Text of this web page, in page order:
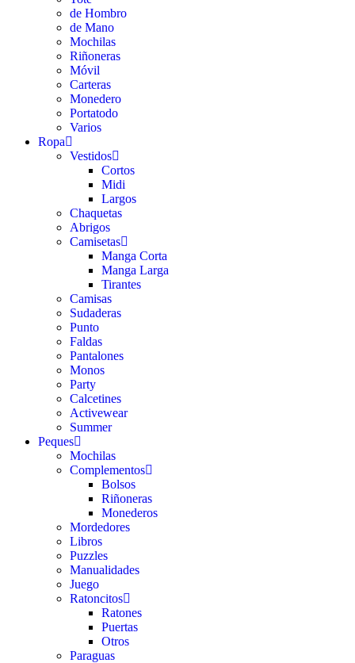
de Hombro
de Mano
Mochilas
Riñoneras
Móvil
Carteras
Monedero
Portatodo
Varios
Ropa
Vestidos
Cortos
Midi
Largos
Chaquetas
Abrigos
Camisetas
Manga Corta
Manga Larga
Tirantes
Camisas
Sudaderas
Punto
Faldas
Pantalones
Monos
Party
Calcetines
Activewear
Summer
Peques
Mochilas
Complementos
Bolsos
Riñoneras
Monederos
Mordedores
Libros
Puzzles
Manualidades
Juego
Ratoncitos
Ratones
Puertas
Otros
Paraguas